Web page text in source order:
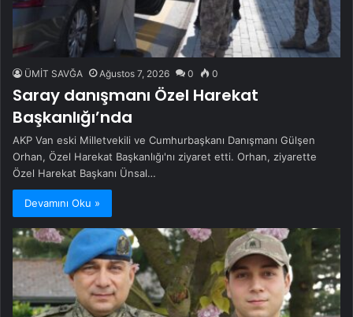
ÜMİT SAVĞA Ağustos 7, 2026 0 0
Saray danışmanı Özel Harekat
Başkanlığı’nda
AKP Van eski Milletvekili ve Cumhurbaşkanı Danışmanı Gülşen
Orhan, Özel Harekat Başkanlığı'nı ziyaret etti. Orhan, ziyarette
Özel Harekat Başkanı Ünsal…
Devamını Oku »